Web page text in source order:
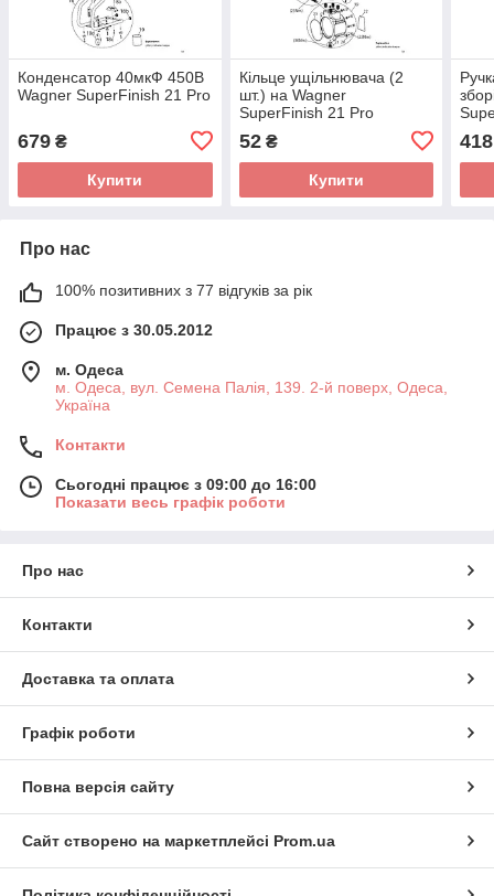
Конденсатор 40мкФ 450В
Wagner SuperFinish 21 Pro
679 ₴
Купити
Кільце ущільнювача (2
шт.) на Wagner
SuperFinish 21 Pro
52₴
Купити
418
Про нас
100% позитивних з 77 відгуків за рік
Працює з 30.05.2012
м. Одеса
м. Одеса, вул. Семена Палія, 139. 2-й поверх, Одеса,
Україна
Контакти
Сьогодні працює з 09:00 до 16:00
Показати весь графік роботи
Про нас
Контакти
Доставка та оплата
Графік роботи
Повна версія сайту
Сайт створено на маркетплейсі Prom.ua